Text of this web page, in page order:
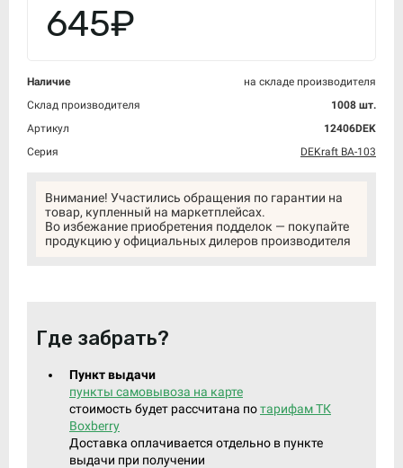
645₽
Наличие
на складе производителя
Склад производителя
1008 шт.
Артикул
12406DEK
Серия
DEKraft ВА-103
Внимание! Участились обращения по гарантии на
товар, купленный на маркетплейсах.
Во избежание приобретения подделок — покупайте
продукцию у официальных дилеров производителя
Где забрать?
Пункт выдачи
пункты самовывоза на карте
стоимость будет рассчитана потарифам ТК
Boxberry
Доставка оплачивается отдельно в пункте
выдачи при получении